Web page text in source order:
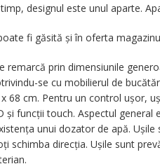
designul este unul aparte.
fi găsită și în oferta
remarcă prin dimensiunile
se cu mobilierul de
68 cm. Pentru un control ușor,
și funcții touch. Aspectul general
unui dozator de apă.
schimba direcția. Ușile sunt